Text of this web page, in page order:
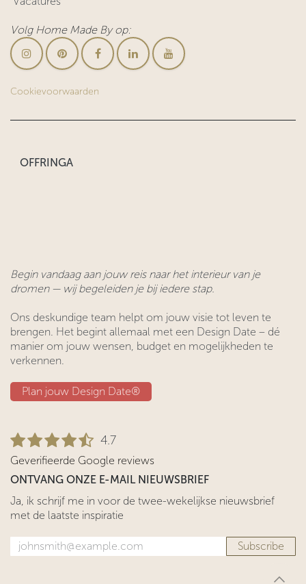
Volg Home Made By op:
Cookievoorwaarden
OFFRINGA
Begin vandaag aan jouw reis naar het interieur van je
dromen — wij begeleiden je bij iedere stap.
Ons deskundige team helpt om jouw visie tot leven te
brengen. Het begint allemaal met een Design Date – dé
manier om jouw wensen, budget en mogelijkheden te
verkennen.
Plan jouw Design ​​Date®​​
4.7
Geverifieerde Google reviews
ONTVANG ONZE E-MAIL NIEUWSBRIEF
Ja, ik schrijf me in voor de twee-wekelijkse nieuwsbrief
met de laatste inspiratie
Subscribe